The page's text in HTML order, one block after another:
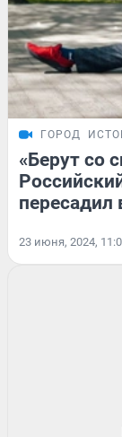
ГОРОД
«Берут со
пересадил
23 июня, 2024,